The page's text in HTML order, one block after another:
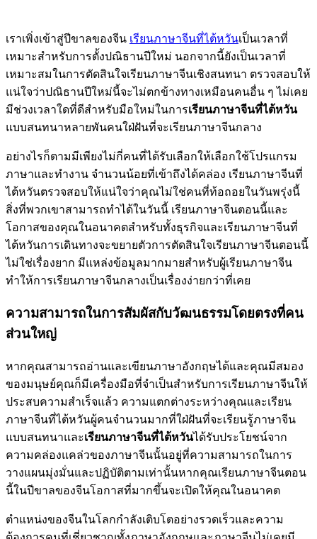
เราเพิ่งเข้าสู่ปีขาลของจีน เรียนภาษาจีนที่ไต้หวันเป็นเวลาที่
เหมาะสำหรับการตั้งปณิธานปีใหม่ นอกจากนี้ยังเป็นเวลาที่
เหมาะสมในการตัดสินใจเรียนภาษาจีนเชิงสนทนา ตรวจสอบให้
แน่ใจว่าปณิธานปีใหม่นี้จะไม่ตกข้างทางเหมือนคนอื่น ๆ ไม่เคย
มีช่วงเวลาใดที่ดีสำหรับมือใหม่ในการเรียนภาษาจีนที่ไต้หวัน
แบบสนทนาหลายพันคนใฝ่ฝันที่จะเรียนภาษาจีนกลาง
อย่างไรก็ตามมีเพียงไม่กี่คนที่ได้รับเลือกให้เลือกใช้โปรแกรม
ภาษาและทำงาน จำนวนน้อยที่เข้าถึงได้คล่อง เรียนภาษาจีนที่
ไต้หวันตรวจสอบให้แน่ใจว่าคุณไม่ใช่คนที่ท้อถอยในวันพรุ่งนี้
สิ่งที่พวกเขาสามารถทำได้ในวันนี้ เรียนภาษาจีนตอนนี้และ
โอกาสของคุณในอนาคตสำหรับทั้งธุรกิจและเรียนภาษาจีนที่
ไต้หวันการเดินทางจะขยายตัวการตัดสินใจเรียนภาษาจีนตอนนี้
ไม่ใช่เรื่องยาก มีแหล่งข้อมูลมากมายสำหรับผู้เรียนภาษาจีน
ทำให้การเรียนภาษาจีนกลางเป็นเรื่องง่ายกว่าที่เคย
ความสามารถในการสัมผัสกับวัฒนธรรมโดยตรงที่คน
ส่วนใหญ่
หากคุณสามารถอ่านและเขียนภาษาอังกฤษได้และคุณมีสมอง
ของมนุษย์คุณก็มีเครื่องมือที่จำเป็นสำหรับการเรียนภาษาจีนให้
ประสบความสำเร็จแล้ว ความแตกต่างระหว่างคุณและเรียน
ภาษาจีนที่ไต้หวันผู้คนจำนวนมากที่ใฝ่ฝันที่จะเรียนรู้ภาษาจีน
แบบสนทนาและเรียนภาษาจีนที่ไต้หวันได้รับประโยชน์จาก
ความคล่องแคล่วของภาษาจีนนั้นอยู่ที่ความสามารถในการ
วางแผนมุ่งมั่นและปฏิบัติตามเท่านั้นหากคุณเรียนภาษาจีนตอน
นี้ในปีขาลของจีนโอกาสที่มากขึ้นจะเปิดให้คุณในอนาคต
ตำแหน่งของจีนในโลกกำลังเติบโตอย่างรวดเร็วและความ